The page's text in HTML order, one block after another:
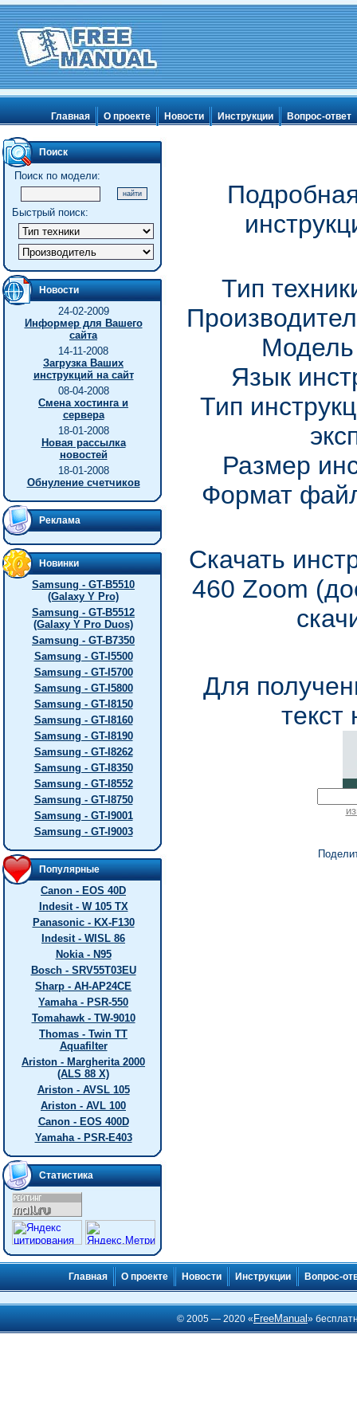
Главная О проекте Новости Инструкции Вопрос-ответ
Поиск
Поиск по модели:
Быстрый поиск:
Новости
24-02-2009
Информер для Вашего
сайта
14-11-2008
Загрузка Ваших
инструкций на сайт
08-04-2008
Смена хостинга и
сервера
18-01-2008
Новая рассылка
новостей
18-01-2008
Обнуление счетчиков
Реклама
Новинки
Samsung - GT-B5510
(Galaxy Y Pro)
Samsung - GT-B5512
(Galaxy Y Pro Duos)
Samsung - GT-B7350
Samsung - GT-I5500
Samsung - GT-I5700
Samsung - GT-I5800
Samsung - GT-I8150
Samsung - GT-I8160
Samsung - GT-I8190
Samsung - GT-I8262
Samsung - GT-I8350
Samsung - GT-I8552
Samsung - GT-I8750
Samsung - GT-I9001
Samsung - GT-I9003
Популярные
Canon - EOS 40D
Indesit - W 105 TX
Panasonic - KX-F130
Indesit - WISL 86
Nokia - N95
Bosch - SRV55T03EU
Sharp - AH-AP24CE
Yamaha - PSR-550
Tomahawk - TW-9010
Thomas - Twin TT
Aquafilter
Ariston - Margherita 2000
(ALS 88 X)
Ariston - AVSL 105
Ariston - AVL 100
Canon - EOS 400D
Yamaha - PSR-E403
Статистика
Тип
Язык
Тип
Размер
Формат
Скачать
460 Zoom
Для
текст
Главная О проекте Новости Инструкции Вопрос-
© 2005 — 2020 « FreeManual»